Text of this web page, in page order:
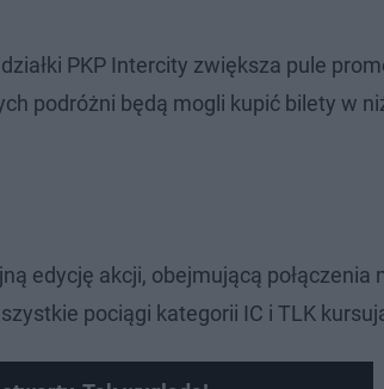
PKP Intercity zwiększa pule
podróżni będą mogli kupić bilety w
edycję akcji, obejmującą połączenia
pociągi kategorii IC i TLK